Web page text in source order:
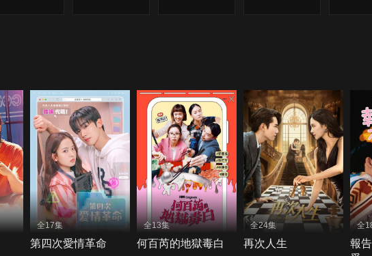
全17集
第四次愛情革命
全13集
何百芮的地獄毒白
全24集
再次人生
全
報